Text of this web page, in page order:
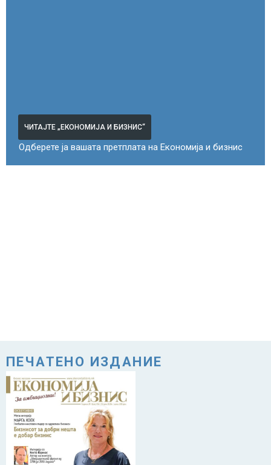
ЧИТАЈТЕ „ЕКОНОМИЈА И БИЗНИС“
Одберете ја вашата претплата на Економија и бизнис
ПЕЧАТЕНО ИЗДАНИЕ